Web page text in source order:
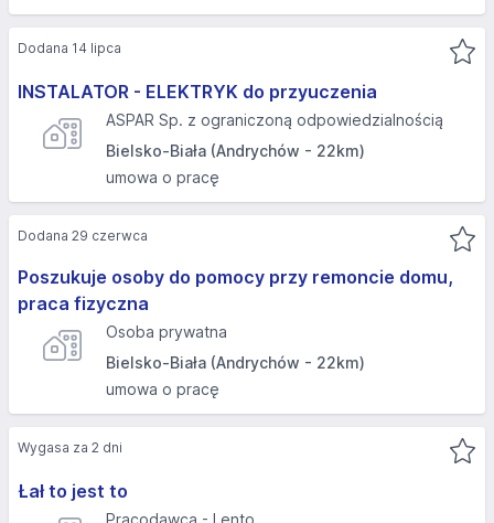
INSTALATOR - ELEKTRYK do przyuczenia
ASPAR Sp. z ograniczoną odpowiedzialnością
Bielsko-Biała (Andrychów - 22km)
umowa o pracę
Dodana 14 lipca
Poszukuje osoby do pomocy przy remoncie domu,
praca fizyczna
Osoba prywatna
Bielsko-Biała (Andrychów - 22km)
umowa o pracę
Dodana 29 czerwca
Łał to jest to
Pracodawca - Lento
Wygasa za 2 dni